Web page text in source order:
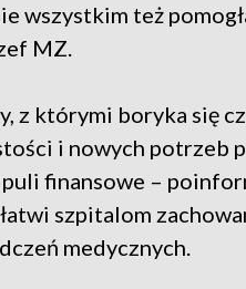
wszystkim też
MZ.
z którymi boryka się
i nowych potrzeb
finansowe –
szpitalom
medycznych.